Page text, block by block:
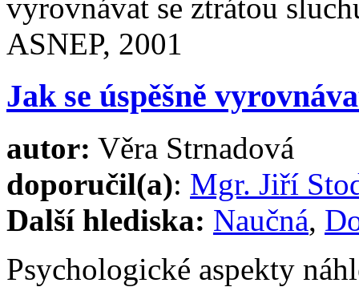
Jak se úspěšně
autor: Věra Strnadová
doporučil(a): Mgr. Jiří
Další hlediska: Naučná,
Psychologické aspekty